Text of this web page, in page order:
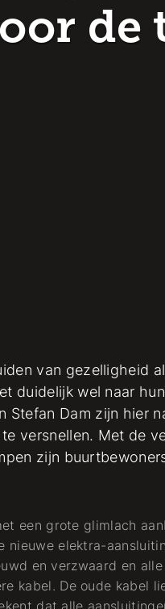
de
van gezelligheid
duidelijk wel naar
Stefan Dam zijn hier
versnellen. Met de
zijn
een grote glimlach
elektra-
en verzwaard en alle
kabel. De oude kabel
dat alle
Elektra